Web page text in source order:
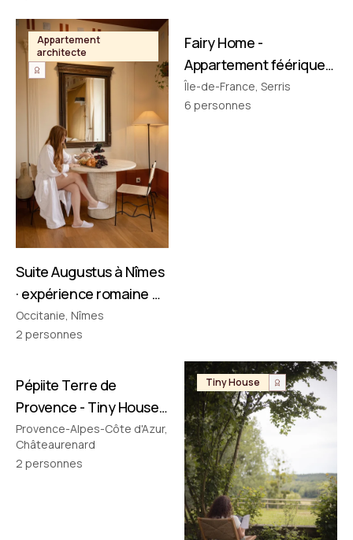
Appartement
architecte
Suite Augustus à Nîmes
· expérience romaine &
cinéma privé
Occitanie, Nîmes
2 personnes
Appartement
thématique
Fairy Home -
Appartement féérique
• Disney à 10 min !
Île-de-France, Serris
6 personnes
Tiny House
Pépiite Terre de
Provence - Tiny House
avec Jacuzzi en
Provence
Provence-Alpes-Côte d'Azur,
Châteaurenard
2 personnes
Tiny House